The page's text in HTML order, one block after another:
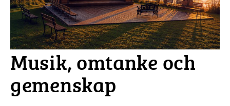
Musik, omtanke och
gemenskap